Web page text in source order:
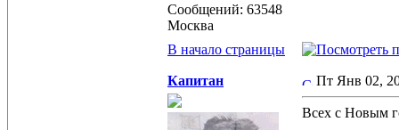
Сообщений: 63548
Москва
В начало страницы
Капитан Пт Янв 02,
Всех с Новым